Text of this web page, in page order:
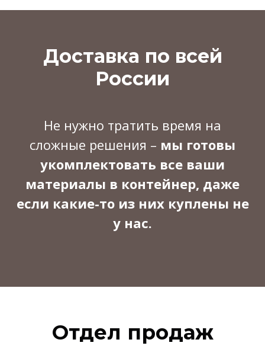
Доставка по всей
России
Не нужно тратить время на
сложные решения – мы готовы
укомплектовать все ваши
материалы в контейнер, даже
если какие-то из них куплены не
у нас.
Отдел продаж